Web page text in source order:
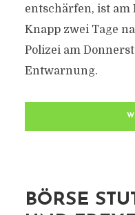
entschärfen, ist
Knapp zwei Tage
Polizei am
Entwarnung.
BÖRSE